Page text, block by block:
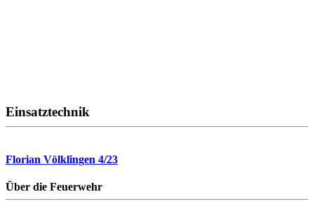
Einsatztechnik
Florian Völklingen 4/23
Über die Feuerwehr